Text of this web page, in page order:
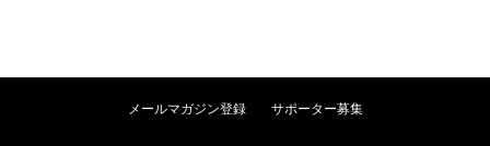
メールマガジン登録 サポーター募集